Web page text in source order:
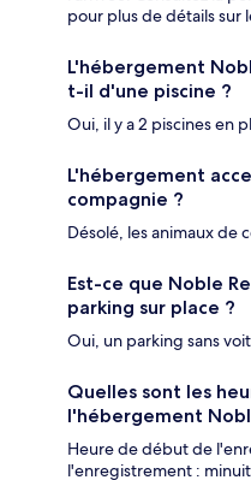
pour plus de détails sur
L'hébergement
t-il d'une piscine ?
Oui, il y a 2 piscines en
L'hébergement
compagnie ?
Désolé, les animaux de
Est-ce que Noble
parking sur place ?
Oui, un parking sans
Quelles sont les
l'hébergement
Heure de début de
l'enregistrement :